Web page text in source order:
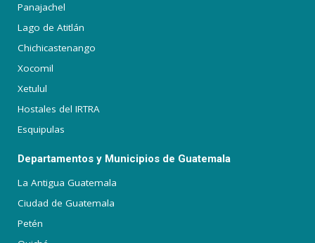
Panajachel
Lago de Atitlán
Chichicastenango
Xocomil
Xetulul
Hostales del IRTRA
Esquipulas
Departamentos y Municipios de Guatemala
La Antigua Guatemala
Ciudad de Guatemala
Petén